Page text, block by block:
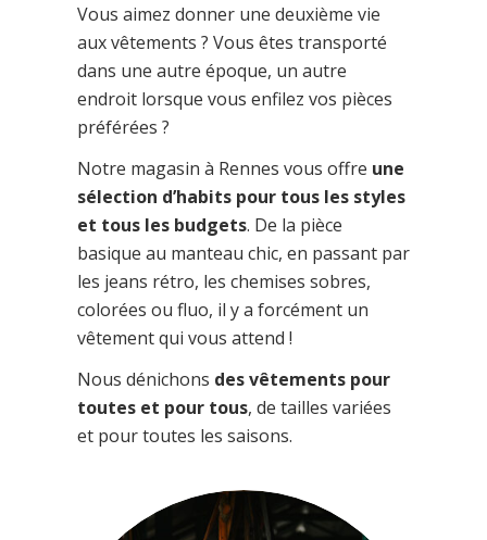
Vous aimez donner une deuxième vie
aux vêtements ? Vous êtes transporté
dans une autre époque, un autre
endroit lorsque vous enfilez vos pièces
préférées ?
Notre magasin à Rennes vous offre une
sélection d’habits pour tous les styles
et tous les budgets. De la pièce
basique au manteau chic, en passant par
les jeans rétro, les chemises sobres,
colorées ou fluo, il y a forcément un
vêtement qui vous attend !
Nous dénichons des vêtements pour
toutes et pour tous, de tailles variées
et pour toutes les saisons.